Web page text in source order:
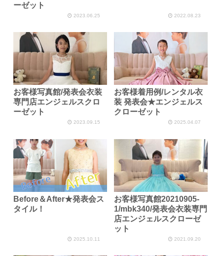
ーゼット
2023.06.25 2022.08.23
お客様写真館/発表会衣装
専門店エンジェルスクロ
ーゼット
2023.09.15
お客様着用例/レンタル衣
装 発表会★エンジェルス
クローゼット
2025.04.07
Before＆After★発表会ス
タイル！
2025.10.11
お客様写真館20210905-
1/mbk340/発表会衣装専門
店エンジェルスクローゼ
ット
2021.09.20